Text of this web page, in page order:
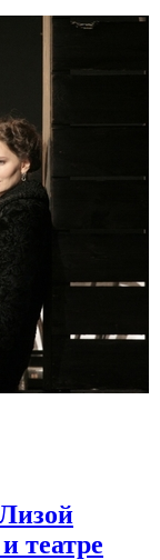
театре